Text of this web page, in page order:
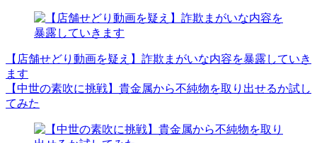
【店舗せどり動画を疑え】詐欺まがいな内容を暴露していき
ます
【中世の素吹に挑戦】貴金属から不純物を取り出せるか試し
てみた